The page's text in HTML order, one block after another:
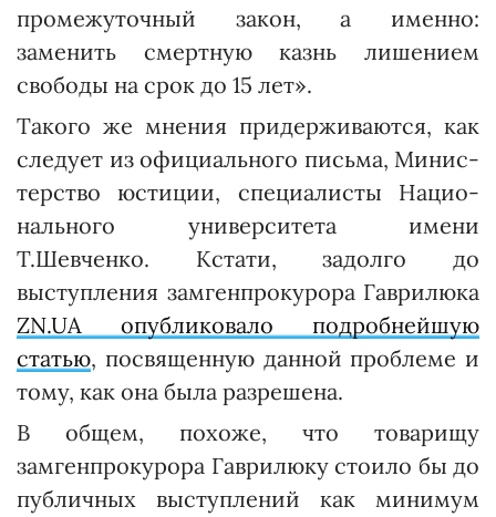
промежуточный закон, а именно:
заменить смертную казнь лишением
свободы на срок до 15 лет».
Такого же мнения придерживаются, как
следует из официального письма, Ми­нис­
тер­ст­во юстиции, специалисты Нацио­
нального университета имени
Т.Шевченко. Кстати, задолго до
выступления замгенпрокурора Гаврилюка
ZN.UA опубликовало подробнейшую
статью, посвященную данной проблеме и
тому, как она была разрешена.
В общем, похоже, что товарищу
замгенпрокурора Гаври­люку стоило бы до
публичных выступлений как минимум